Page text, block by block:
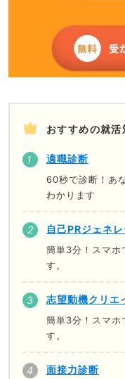
おすすめの就
適職診断
60秒で診断！あ
わかります
自己PRジェネ
簡単3分！スマホ
す。
志望動機クリエ
簡単3分！スマホ
す。
面接力診断